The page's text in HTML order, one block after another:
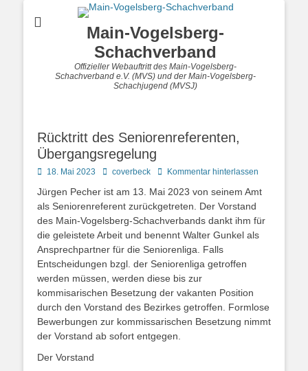
Main-Vogelsberg-
Schachverband
Offizieller Webauftritt des Main-Vogelsberg-
Schachverband e.V. (MVS) und der Main-Vogelsberg-
Schachjugend (MVSJ)
Rücktritt des Seniorenreferenten,
Übergangsregelung
Posted
18. Mai 2023 Autorcoverbeck Kommentar hinterlassen
Jürgen Pecher ist am 13. Mai 2023 von seinem Amt
als Seniorenreferent zurückgetreten. Der Vorstand
des Main-Vogelsberg-Schachverbands dankt ihm für
die geleistete Arbeit und benennt Walter Gunkel als
Ansprechpartner für die Seniorenliga. Falls
Entscheidungen bzgl. der Seniorenliga getroffen
werden müssen, werden diese bis zur
kommisarischen Besetzung der vakanten Position
durch den Vorstand des Bezirkes getroffen. Formlose
Bewerbungen zur kommissarischen Besetzung nimmt
der Vorstand ab sofort entgegen.
Der Vorstand